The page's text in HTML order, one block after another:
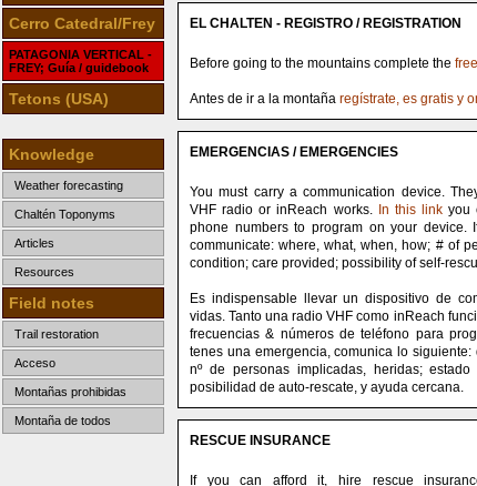
Cerro Catedral/Frey
PATAGONIA VERTICAL -
FREY; Guía / guidebook
Tetons (USA)
Knowledge
Weather forecasting
Chaltén Toponyms
Articles
Resources
Field notes
Trail restoration
Acceso
Montañas prohibidas
Montaña de todos
EL CHALTEN - REGISTRO / REGISTRATION
Before going to the mountains complete the
Antes de ir a la montaña regístrate, es gratis y
EMERGENCIAS / EMERGENCIES
You must carry a communication device.
VHF radio or inReach works. In this link you
phone numbers to program on your device.
communicate: where, what, when, how; # of
condition; care provided; possibility of self-
Es indispensable llevar un dispositivo de
vidas. Tanto una radio VHF como inReach
frecuencias & números de teléfono para
tenes una emergencia, comunica lo
nº de personas implicadas, heridas;
posibilidad de auto-rescate, y ayuda cercana.
RESCUE INSURANCE
If you can afford it, hire rescue